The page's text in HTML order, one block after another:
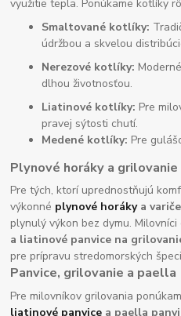
využitie tepla. Ponúkame kotlíky
Smaltované kotlíky:
údržbou a skvelou
Nerezové kotlíky:
dlhou životnosťou.
Liatinové kotlíky: Pre
pravej sýtosti chutí.
Medené kotlíky: Pre
Plynové horáky a grilovanie
Pre tých, ktorí uprednostňujú
výkonné plynové horákya variče
plynulý výkon bez dymu.
a liatinové panvice na
pre prípravu stredomorských
Panvice, grilovanie a paella
Pre milovníkov grilovania
liatinové panvice a paella